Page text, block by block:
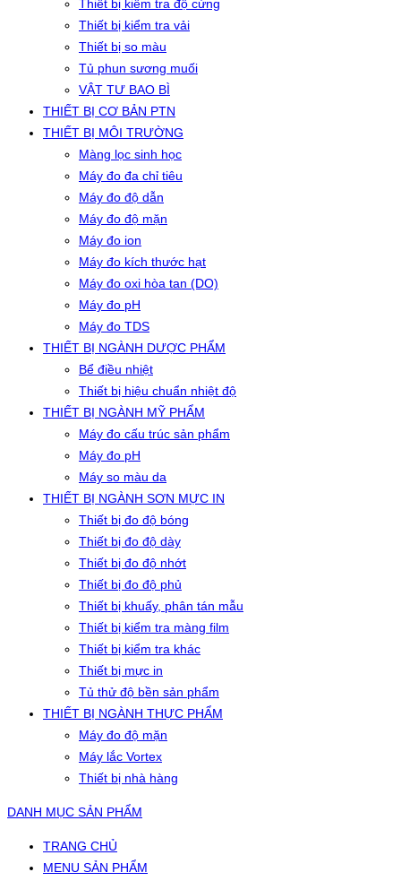
Thiết bị kiểm tra độ cứng
Thiết bị kiểm tra vải
Thiết bị so màu
Tủ phun sương muối
VẬT TƯ BAO BÌ
THIẾT BỊ CƠ BẢN PTN
THIẾT BỊ MÔI TRƯỜNG
Màng lọc sinh học
Máy đo đa chỉ tiêu
Máy đo độ dẫn
Máy đo độ mặn
Máy đo ion
Máy đo kích thước hạt
Máy đo oxi hòa tan (DO)
Máy đo pH
Máy đo TDS
THIẾT BỊ NGÀNH DƯỢC PHẨM
Bể điều nhiệt
Thiết bị hiệu chuẩn nhiệt độ
THIẾT BỊ NGÀNH MỸ PHẨM
Máy đo cấu trúc sản phẩm
Máy đo pH
Máy so màu da
THIẾT BỊ NGÀNH SƠN MỰC IN
Thiết bị đo độ bóng
Thiết bị đo độ dày
Thiết bị đo độ nhớt
Thiết bị đo độ phủ
Thiết bị khuấy, phân tán mẫu
Thiết bị kiểm tra màng film
Thiết bị kiểm tra khác
Thiết bị mực in
Tủ thử độ bền sản phẩm
THIẾT BỊ NGÀNH THỰC PHẨM
Máy đo độ mặn
Máy lắc Vortex
Thiết bị nhà hàng
DANH MỤC SẢN PHẨM
TRANG CHỦ
MENU SẢN PHẨM